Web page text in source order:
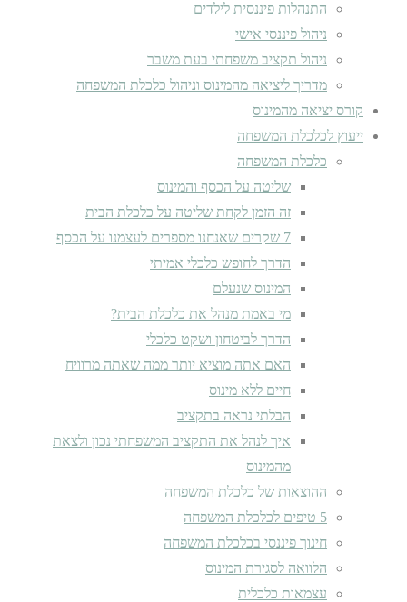
התנהלות פיננסית לילדים
ניהול פיננסי אישי
ניהול תקציב משפחתי בעת משבר
מדריך ליציאה מהמינוס וניהול כלכלת המשפחה
קורס יציאה מהמינוס
ייעוץ לכלכלת המשפחה
כלכלת המשפחה
שליטה על הכסף והמינוס
זה הזמן לקחת שליטה על כלכלת הבית
7 שקרים שאנחנו מספרים לעצמנו על הכסף
הדרך לחופש כלכלי אמיתי
המינוס שנעלם
מי באמת מנהל את כלכלת הבית?
הדרך לביטחון ושקט כלכלי
האם אתה מוציא יותר ממה שאתה מרוויח
חיים ללא מינוס
הבלתי נראה בתקציב
איך לנהל את התקציב המשפחתי נכון ולצאת
מהמינוס
ההוצאות של כלכלת המשפחה
5 טיפים לכלכלת המשפחה
חינוך פיננסי בכלכלת המשפחה
הלוואה לסגירת המינוס
עצמאות כלכלית